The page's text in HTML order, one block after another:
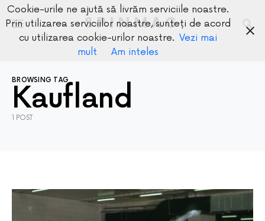
SPINMAG
BROWSING TAG
Kaufland
1 POST
Cookie-urile ne ajută să livrăm serviciile noastre.
Prin utilizarea serviciilor noastre, sunteți de acord
cu utilizarea cookie-urilor noastre. Vezi mai
mult
Am inteles